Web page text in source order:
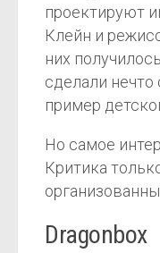
проектируют
Клейн и
них
сделали
пример
Но самое
Критика
Dragonbox